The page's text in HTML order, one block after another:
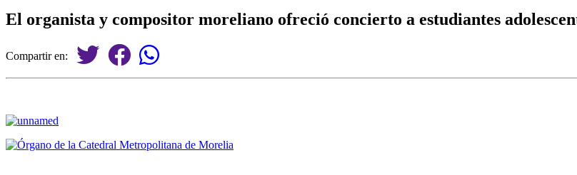
El organista y compositor moreliano ofreció concierto a estudiantes
Compartir en: